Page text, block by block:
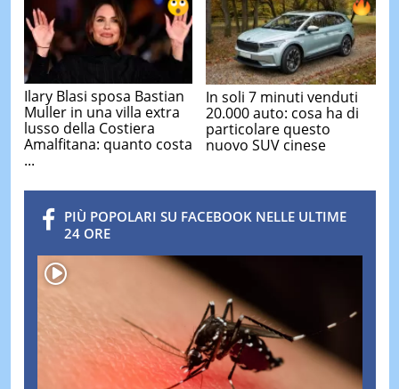
Ilary Blasi sposa Bastian
Muller in una villa extra
lusso della Costiera
Amalfitana: quanto costa
...
In soli 7 minuti venduti
20.000 auto: cosa ha di
particolare questo
nuovo SUV cinese
PIÙ POPOLARI SU FACEBOOK NELLE ULTIME
24 ORE